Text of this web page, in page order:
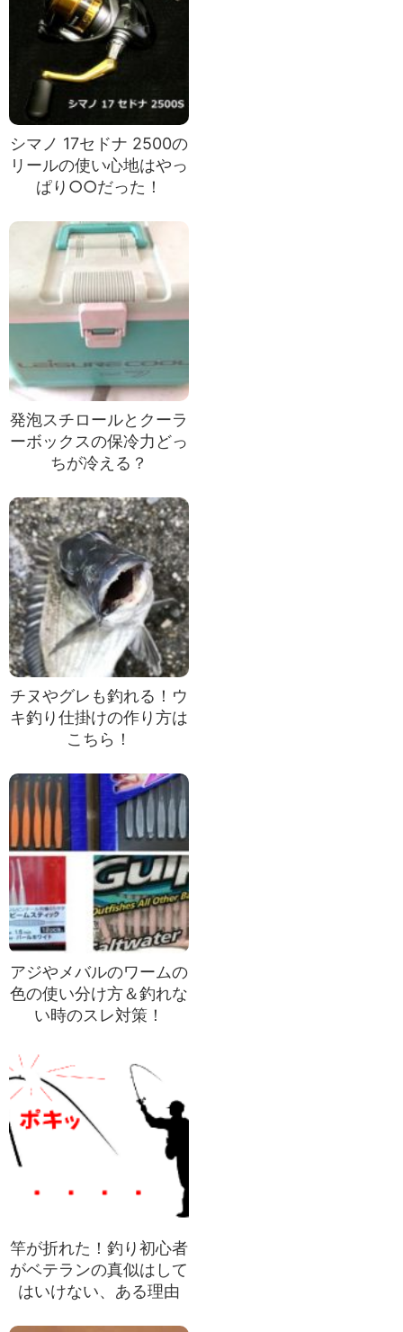
シマノ 17セドナ 2500の
リールの使い心地はやっ
ぱり○○だった！
発泡スチロールとクーラ
ーボックスの保冷力どっ
ちが冷える？
チヌやグレも釣れる！ウ
キ釣り仕掛けの作り方は
こちら！
アジやメバルのワームの
色の使い分け方＆釣れな
い時のスレ対策！
竿が折れた！釣り初心者
がベテランの真似はして
はいけない、ある理由